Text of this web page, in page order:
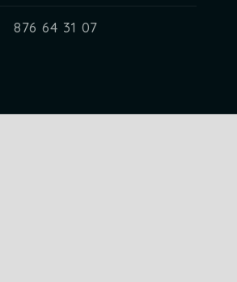
876 64 31 07